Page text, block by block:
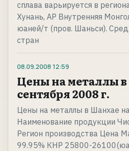
сплава варьируется в
Хунань, АР Внутренняя
юаней/т (пров. Шаньси).
стран
08.09.2008 12:59
Цены на металлы
сентября 2008 г.
Цены на металлы в Шанхае
Наименование продукции
Регион производства Цена
99.95% КНР 25800-